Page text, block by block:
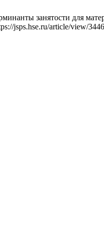
занятости для
jsps.hse.ru/article/view/3446